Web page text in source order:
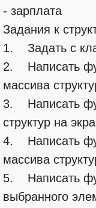
- зарплата
Задания к
1. Задать с
2. Написать
массива
3. Написать
структур на
4. Написать
массива
5. Написать
выбранного